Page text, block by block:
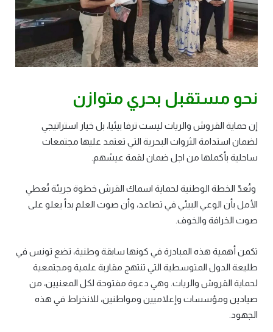
نحو مستقبل بحري متوازن
إن حماية القروش والريات ليست ترفا بيئيا، بل خيار استراتيجي
لضمان استدامة الثروات البحرية التي تعتمد عليها مجتمعات
ساحلية بأكملها من اجل ضمان لقمة عيشهم.
وتُعدّ الخطة الوطنية لحماية اسماك القرش خطوة جريئة تُعطي
الأمل بأن الوعي البيئي في تصاعد، وأن صوت العلم بدأ يعلو على
صوت الخرافة والخوف.
تكمن أهمية هذه المبادرة في كونها سابقة وطنية، تضع تونس في
طليعة الدول المتوسطية التي تنتهج مقاربة علمية ومجتمعية
لحماية القروش والريات. وهي دعوة مفتوحة لكل المعنيين، من
صيادين ومؤسسات وإعلاميين ومواطنين، للانخراط في هذه
الجهود.